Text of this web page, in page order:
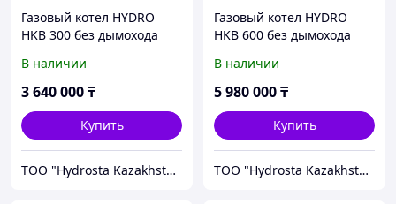
Газовый котел HYDRO
HKB 300 без дымохода
В наличии
3 640 000₸
Купить
TOO "Hydrosta Kazakhstan"
Газовый котел HYDRO
HKB 600 без дымохода
В наличии
5 980 000₸
Купить
TOO "Hydrosta Kazakhstan"